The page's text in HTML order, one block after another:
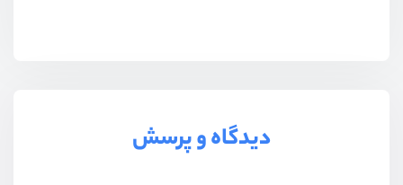
دیدگاه و پرسش